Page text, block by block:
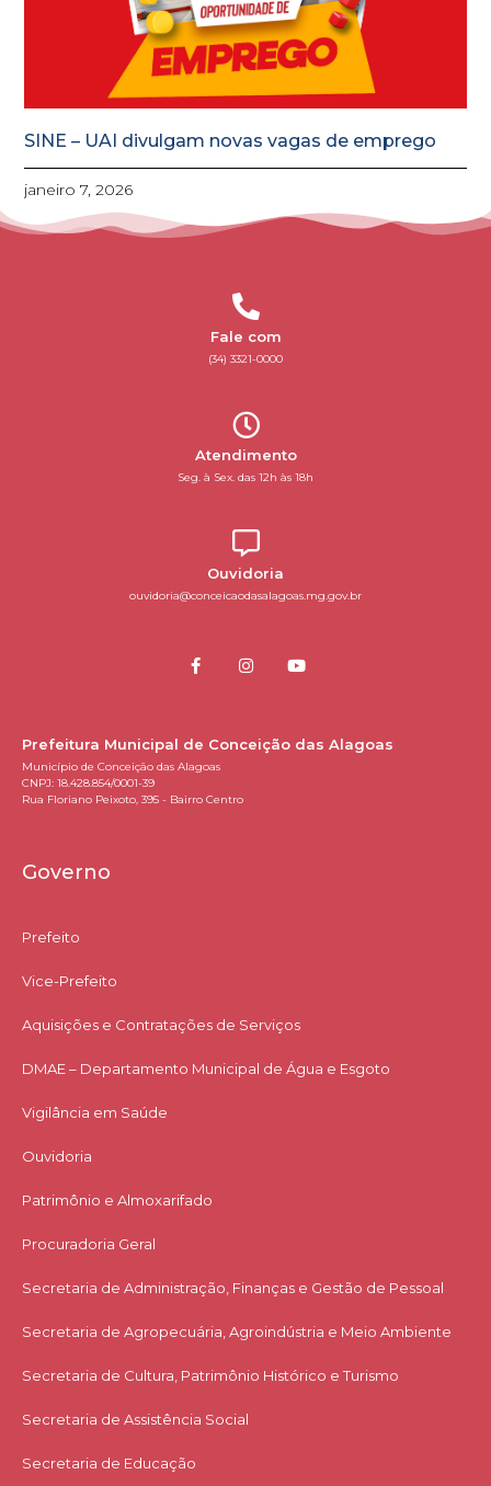
SINE – UAI divulgam novas vagas de emprego
janeiro 7, 2026
Fale com
(34) 3321-0000
Atendimento
Seg. à Sex. das 12h às 18h
Ouvidoria
ouvidoria@conceicaodasalagoas.mg.gov.br
Prefeitura Municipal de Conceição das Alagoas
Município de Conceição das Alagoas
CNPJ: 18.428.854/0001-39
Rua Floriano Peixoto, 395 - Bairro Centro
Governo
Prefeito
Vice-Prefeito
Aquisições e Contratações de Serviços​
DMAE – Departamento Municipal de Água e Esgoto
Vigilância em Saúde
Ouvidoria
Patrimônio e Almoxarifado
Procuradoria Geral
Secretaria de Administração, Finanças e Gestão de Pessoal
Secretaria de Agropecuária, Agroindústria e Meio Ambiente
Secretaria de Cultura, Patrimônio Histórico e Turismo
Secretaria de Assistência Social
Secretaria de Educação